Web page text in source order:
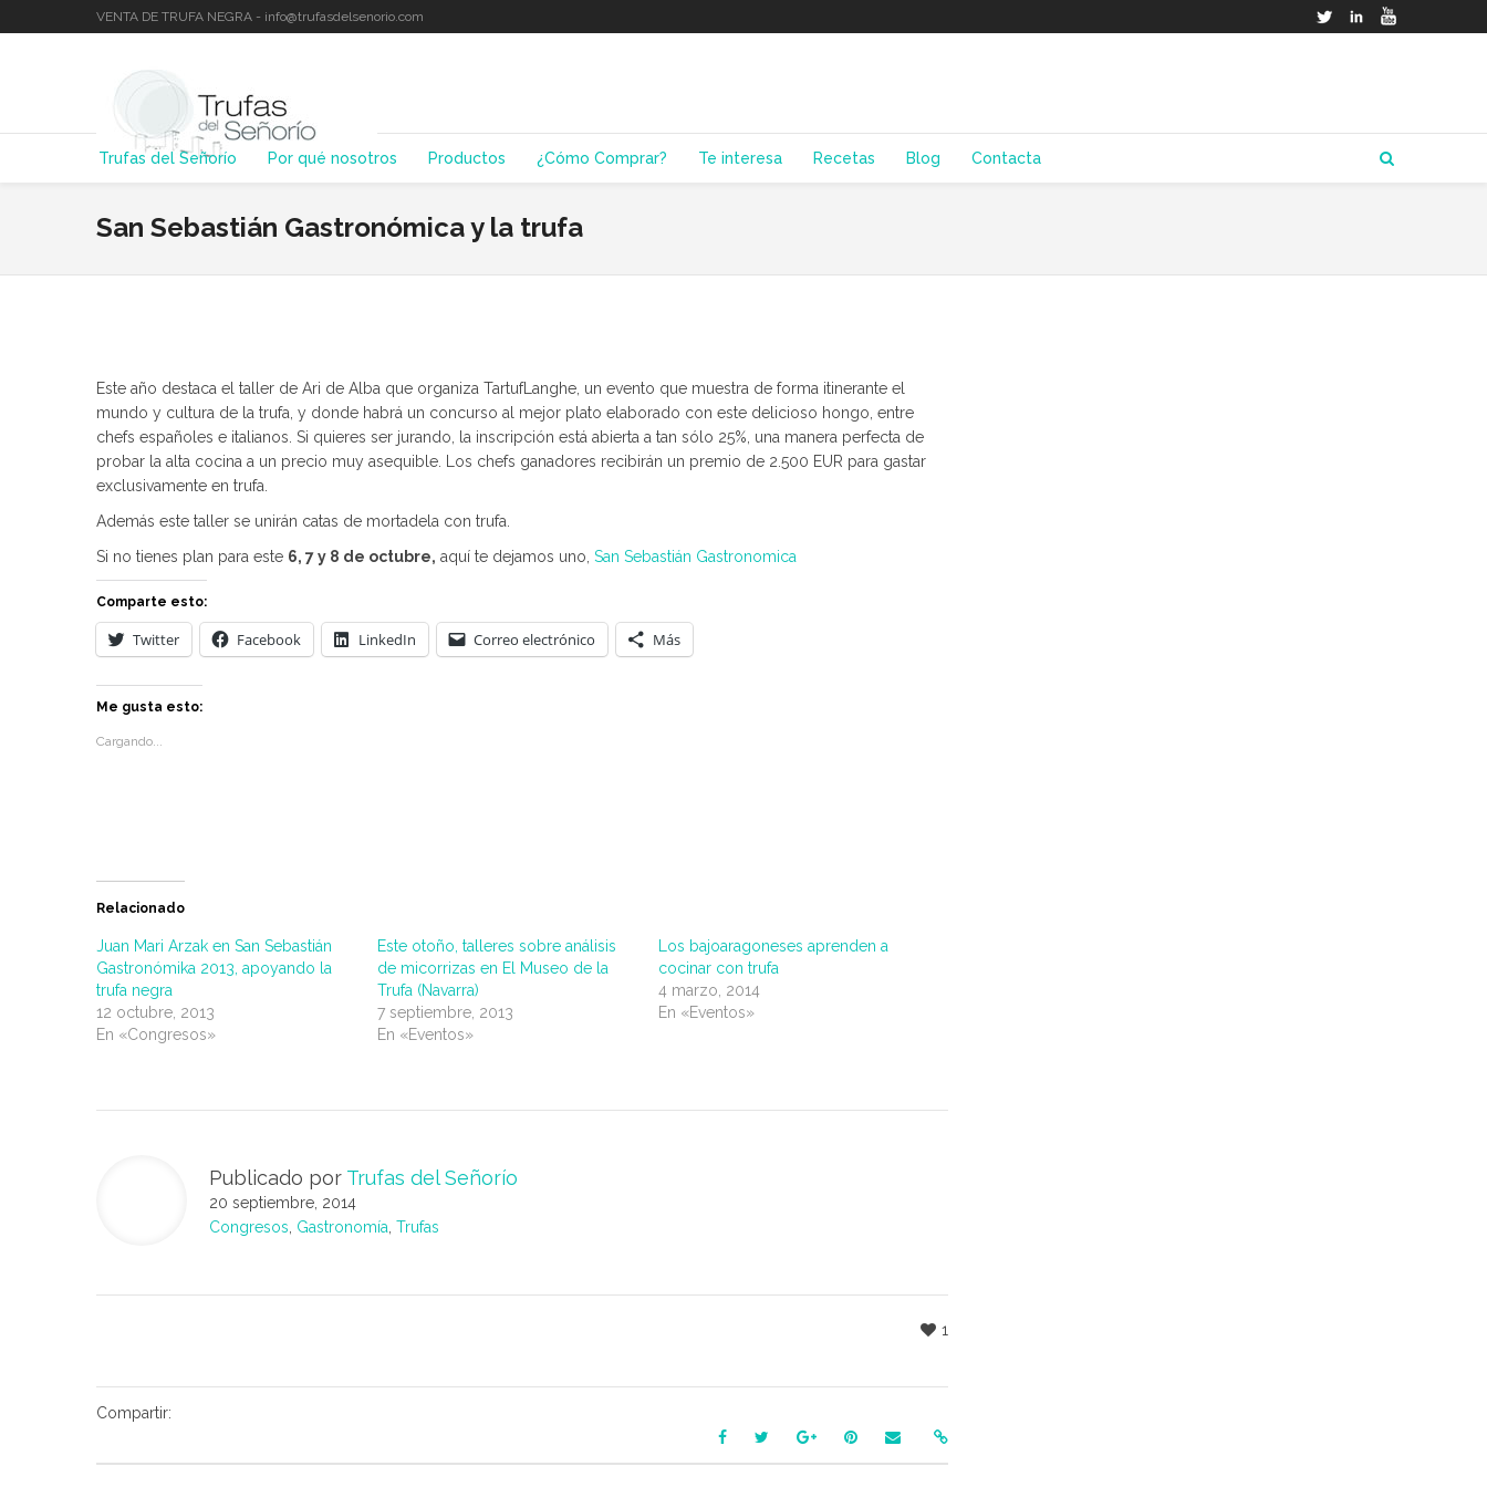
VENTA DE TRUFA NEGRA - info@trufasdelsenorio.com TwitterLinkedIn
Trufas del Señorío Por qué nosotros Productos ¿Cómo Comprar? Te interesa Recetas Blog Contacta
San Sebastián Gastronómica y la trufa
Este año destaca el taller de Ari de Alba que organiza TartufLanghe, un evento que muestra de forma itinerante el
mundo y cultura de la trufa, y donde habrá un concurso al mejor plato elaborado con este delicioso hongo, entre
chefs españoles e italianos. Si quieres ser jurando, la inscripción está abierta a tan sólo 25%, una manera perfecta de
probar la alta cocina a un precio muy asequible. Los chefs ganadores recibirán un premio de 2.500 EUR para gastar
exclusivamente en trufa.
Además este taller se unirán catas de mortadela con trufa.
Si no tienes plan para este 6, 7 y 8 de octubre, aquí te dejamos uno, San Sebastián Gastronomica
Comparte esto:
Twitter Facebook LinkedIn Correo electrónico Más
Me gusta esto:
Cargando...
Relacionado
Juan Mari Arzak en San Sebastián
Gastronómika 2013, apoyando la
trufa negra
12 octubre, 2013
En «Congresos»
Este otoño, talleres sobre análisis
de micorrizas en El Museo de la
Trufa (Navarra)
7 septiembre, 2013
En «Eventos»
Los bajoaragoneses aprenden a
cocinar con trufa
4 marzo, 2014
En «Eventos»
Publicado por Trufas del Señorío
20 septiembre, 2014
Congresos Gastronomía Trufas
1
Compartir: